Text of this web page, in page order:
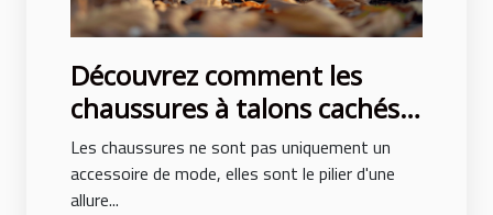
Découvrez comment les
chaussures à talons cachés
peuvent transformer votre
posture et style
Les chaussures ne sont pas uniquement un
accessoire de mode, elles sont le pilier d'une
allure...